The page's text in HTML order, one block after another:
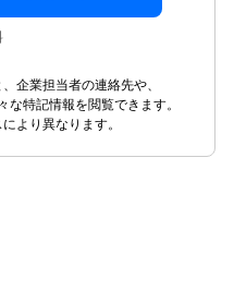
企業担当者の連絡先や、
特記情報を閲覧できます。
より異なります。